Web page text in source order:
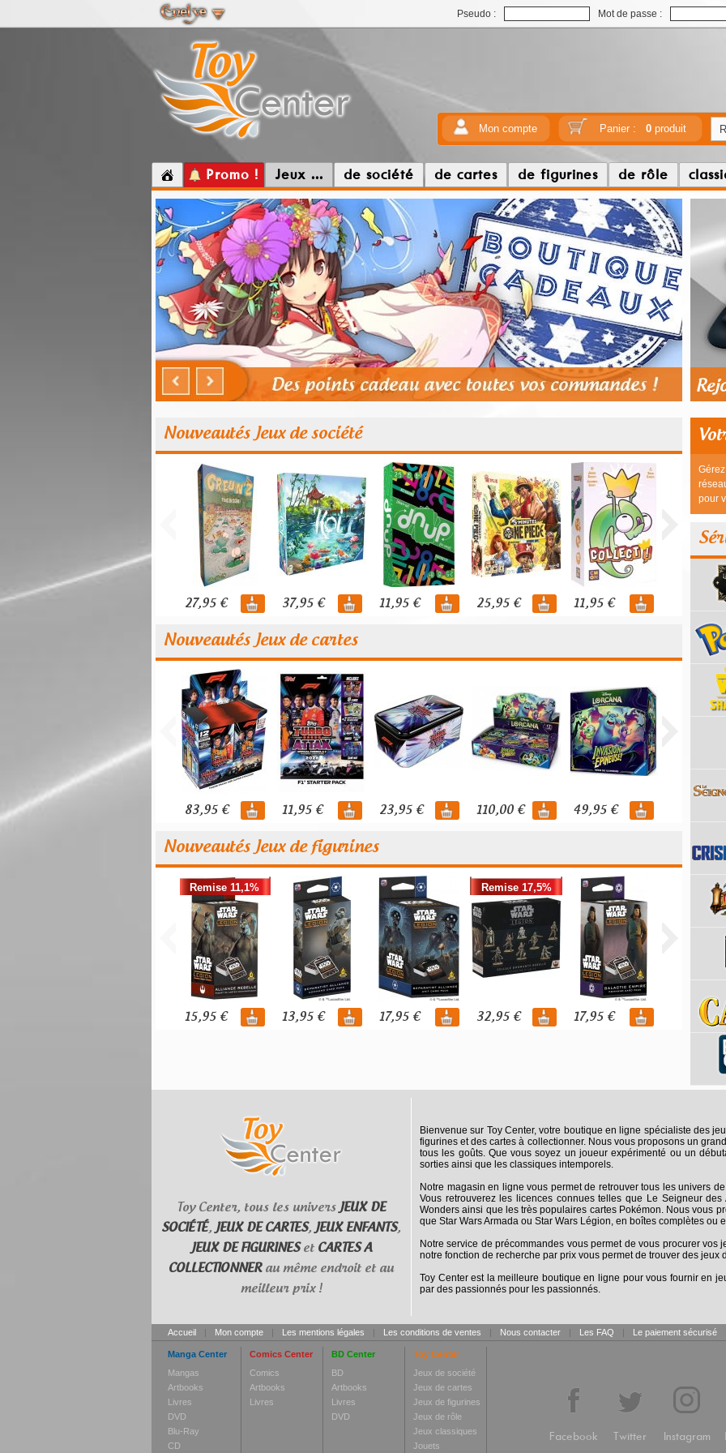
Pseudo : Mot de passe :
Mon compte Panier : 0produit
Promo ! Jeux ... de société de cartes de figurines de rôle
Nouveautés Jeux de société
27,95 € 37,95 € 11,95 € 25,95 € 11,95 €
Nouveautés Jeux de cartes
83,95 € 11,95 € 23,95 € 110,00 € 49,95 €
Nouveautés Jeux de figurines
Remise 11,1%
15,95 € 13,95 € 17,95 €
Remise 17,5%
32,95 € 17,95 € 39,95 €
pour
Toy Center, tous les univers JEUX DE
SOCIÉTÉ, JEUX DE CARTES, JEUX ENFANTS,
JEUX DE FIGURINESet CARTES A
COLLECTIONNERau même endroit et au
meilleur prix !
Bienvenue sur Toy Center, votre boutique en ligne spécialiste des
figurines et des cartes à collectionner. Nous vous proposons un
tous les goûts. Que vous soyez un joueur expérimenté ou un
sorties ainsi que les classiques intemporels.
Notre magasin en ligne vous permet de retrouver tous les univers
Vous retrouverez les licences connues telles que Le Seigneur
Wonders ainsi que les très populaires cartes Pokémon. Nous vous
que Star Wars Armada ou Star Wars Légion, en boîtes complètes ou
Notre service de précommandes vous permet de vous procurer vos
notre fonction de recherche par prix vous permet de trouver des jeux
Toy Center est la meilleure boutique en ligne pour vous fournir en
par des passionnés pour les passionnés.
Accueil | Mon compte | Les mentions légales | Les conditions de ventes | Nous contacter | Les FAQ | Le paiement sécurisé
Manga Center
Mangas
Artbooks
Livres
DVD
Blu-Ray
CD
Comics Center
Comics
Artbooks
Livres
BD Center
BD
Artbooks
Livres
DVD
Toy Center
Jeux de société
Jeux de cartes
Jeux de figurines
Jeux de rôle
Jeux classiques
Jouets
Facebook Twitter Instagram